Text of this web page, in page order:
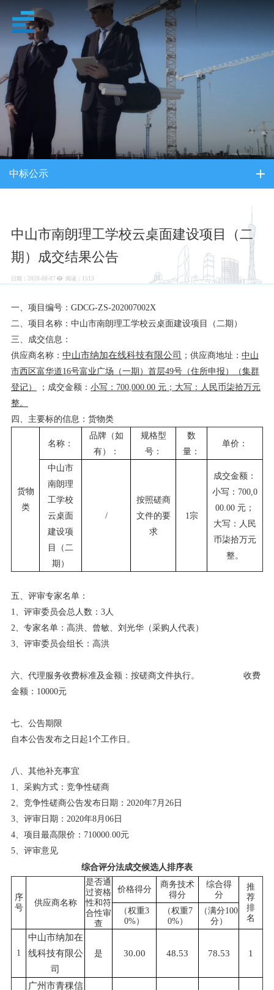
招采信息
中标公示
中山市南朗理工学校云桌面建设项目（二
期）成交结果公告
日期：2020-08-07 阅读： 1513
一、项目编号： GDCG-ZS-202007002X
二、项目名称： 中山市南朗理工学校云桌面建设项目（二期）
三、成交信息：
供应商名称： 中山市纳加在线科技有限公司 ；供应商地址： 中山
市西区富华道16号富业广场（一期）首层49号（住所申报）（集群
登记）
；成交金额： 小写： 700 ,000.00 元；大写：人民币柒拾万元
整。
四、主要标的信息： 货物类
货物
类
名称：
品牌（如
有）：
规格型
号：
数
量：
单价：
中山市
南朗理
工学校
云桌面
建设项
目（二
期）
/
按照磋商
文件的要
求
1宗
成交金额：
小写： 700 ,0
00.00 元；
大写：人民
币柒拾万元
整。
五、评审专家名单：
1、评审委员会总人数：3人
2、专家名单： 高洪、曾敏、刘光华（采购人代表）
3、评审委员会组长： 高洪
六、 代理 服务收费标准及金额 ： 按磋商文件执行。
收费
金额： 10000元
七、公告期限
自本公告发布之日起1个工作日。
八、其他补充事宜
1、采购方式：竞争性磋商
2、竞争性磋商公告发布日期： 2020年7 月 26 日
3、评审日期：2020年8 月 06 日
4、项目最高限价： 710000.00元
5、 评审意见
综合评分法成交候选人排序表
序
号
供应商名称
是否通
过资格
性和符
合性审
查
价格得分
商务技术
得分
综合得
分
推
荐
排
名
（权重3
0%）
（权重7
0%）
（满分100
分）
1
中山市纳加在
线科技有限公
司
是 30.00 48.53 78.53 1
广州市青稞信